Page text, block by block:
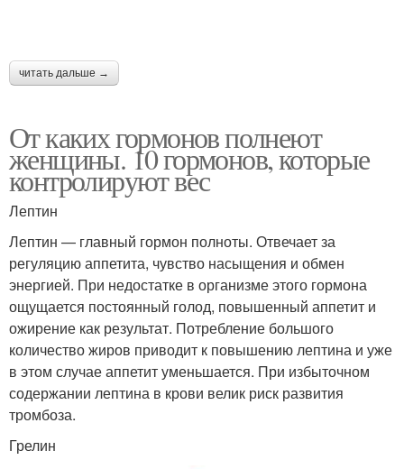
читать дальше →
От каких гормонов полнеют
женщины. 10 гормонов, которые
контролируют вес
Лептин
Лептин — главный гормон полноты. Отвечает за
регуляцию аппетита, чувство насыщения и обмен
энергией. При недостатке в организме этого гормона
ощущается постоянный голод, повышенный аппетит и
ожирение как результат. Потребление большого
количество жиров приводит к повышению лептина и уже
в этом случае аппетит уменьшается. При избыточном
содержании лептина в крови велик риск развития
тромбоза.
Грелин